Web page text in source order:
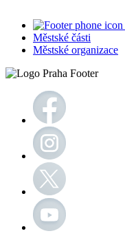
Městské části
Městské organizace